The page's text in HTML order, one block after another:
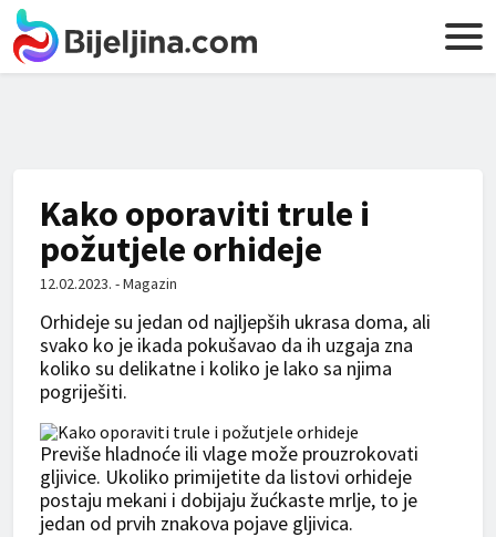
Kako oporaviti trule i
požutjele orhideje
12.02.2023. - Magazin
​Orhideje su jedan od najljepših ukrasa doma, ali
svako ko je ikada pokušavao da ih uzgaja zna
koliko su delikatne i koliko je lako sa njima
pogriješiti.
Previše hladnoće ili vlage može prouzrokovati
gljivice. Ukoliko primijetite da listovi orhideje
postaju mekani i dobijaju žućkaste mrlje, to je
jedan od prvih znakova pojave gljivica.